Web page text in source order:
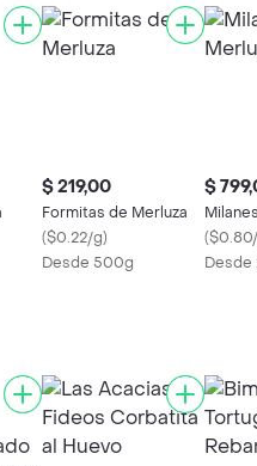
$ 219,00
Formitas de Merluza
($0.22/g)
Desde 500g
$
(
Desde